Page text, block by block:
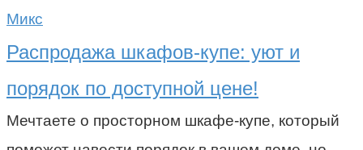
Микс
Распродажа шкафов-купе: уют и
порядок по доступной цене!
Мечтаете о просторном шкафе-купе, который